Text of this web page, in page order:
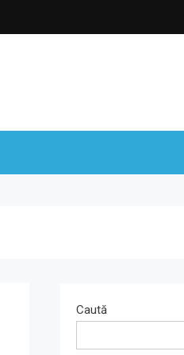
Caută